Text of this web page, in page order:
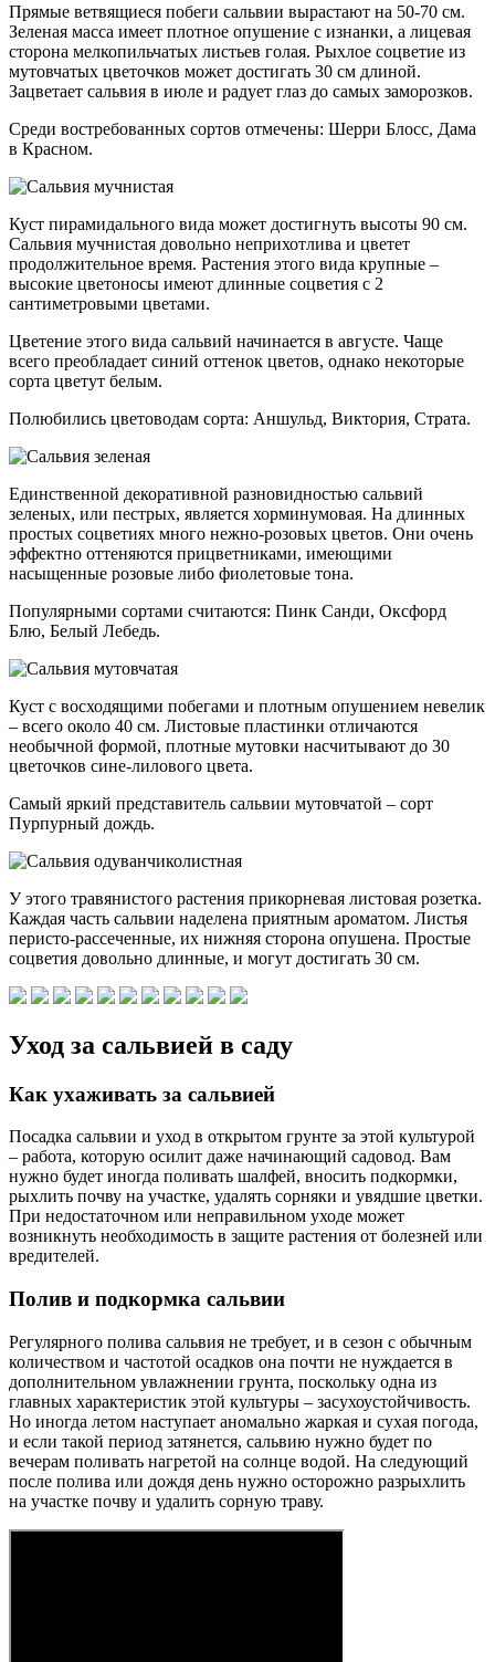
Прямые ветвящиеся побеги сальвии вырастают на 50-70 см.
Зеленая масса имеет плотное опушение с изнанки, а лицевая
сторона мелкопильчатых листьев голая. Рыхлое соцветие из
мутовчатых цветочков может достигать 30 см длиной.
Зацветает сальвия в июле и радует глаз до самых заморозков.
Среди востребованных сортов отмечены: Шерри Блосс, Дама
в Красном.
Куст пирамидального вида может достигнуть высоты 90 см.
Сальвия мучнистая довольно неприхотлива и цветет
продолжительное время. Растения этого вида крупные –
высокие цветоносы имеют длинные соцветия с 2
сантиметровыми цветами.
Цветение этого вида сальвий начинается в августе. Чаще
всего преобладает синий оттенок цветов, однако некоторые
сорта цветут белым.
Полюбились цветоводам сорта: Аншульд, Виктория, Страта.
Единственной декоративной разновидностью сальвий
зеленых, или пестрых, является хорминумовая. На длинных
простых соцветиях много нежно-розовых цветов. Они очень
эффектно оттеняются прицветниками, имеющими
насыщенные розовые либо фиолетовые тона.
Популярными сортами считаются: Пинк Санди, Оксфорд
Блю, Белый Лебедь.
Куст с восходящими побегами и плотным опушением невелик
– всего около 40 см. Листовые пластинки отличаются
необычной формой, плотные мутовки насчитывают до 30
цветочков сине-лилового цвета.
Самый яркий представитель сальвии мутовчатой – сорт
Пурпурный дождь.
У этого травянистого растения прикорневая листовая розетка.
Каждая часть сальвии наделена приятным ароматом. Листья
перисто-рассеченные, их нижняя сторона опушена. Простые
соцветия довольно длинные, и могут достигать 30 см.
Уход за сальвией в саду
Как ухаживать за сальвией
Посадка сальвии и уход в открытом грунте за этой культурой
– работа, которую осилит даже начинающий садовод. Вам
нужно будет иногда поливать шалфей, вносить подкормки,
рыхлить почву на участке, удалять сорняки и увядшие цветки.
При недостаточном или неправильном уходе может
возникнуть необходимость в защите растения от болезней или
вредителей.
Полив и подкормка сальвии
Регулярного полива сальвия не требует, и в сезон с обычным
количеством и частотой осадков она почти не нуждается в
дополнительном увлажнении грунта, поскольку одна из
главных характеристик этой культуры – засухоустойчивость.
Но иногда летом наступает аномально жаркая и сухая погода,
и если такой период затянется, сальвию нужно будет по
вечерам поливать нагретой на солнце водой. На следующий
после полива или дождя день нужно осторожно разрыхлить
на участке почву и удалить сорную траву.